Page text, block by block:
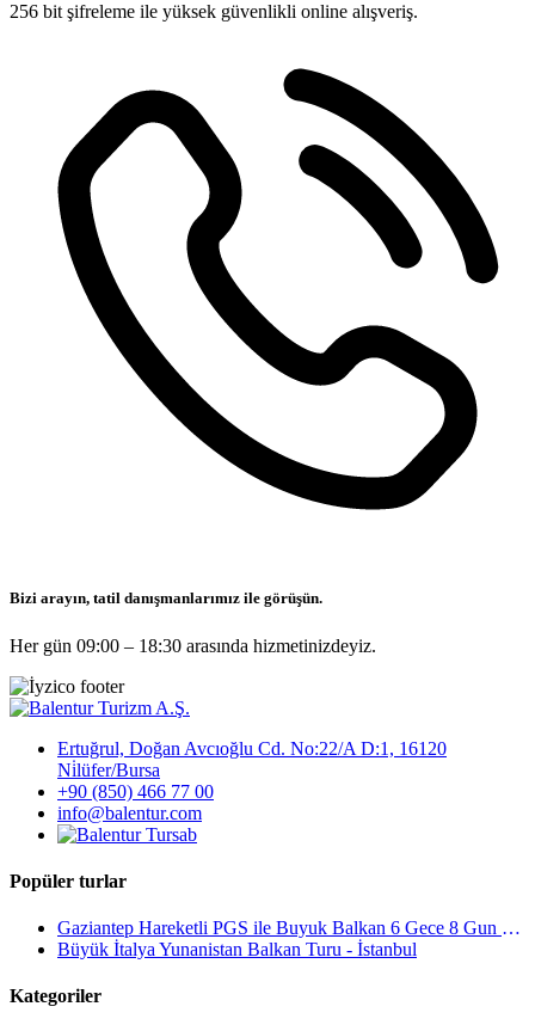
256 bit şifreleme ile yüksek güvenlikli online alışveriş.
Bizi arayın, tatil danışmanlarımız ile görüşün.
Her gün 09:00 – 18:30 arasında hizmetinizdeyiz.
Ertuğrul, Doğan Avcıoğlu Cd. No:22/A D:1, 16120
Ni̇lüfer/Bursa
+90 (850) 466 77 00
info@balentur.com
Popüler turlar
Gaziantep Hareketli PGS ile Buyuk Balkan 6 Gece 8 Gun Vizesiz SKP-SKP
Büyük İtalya Yunanistan Balkan Turu - İstanbul
Kategoriler